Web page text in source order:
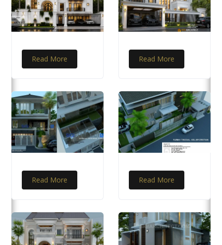
Read More Read More
Read More Read More